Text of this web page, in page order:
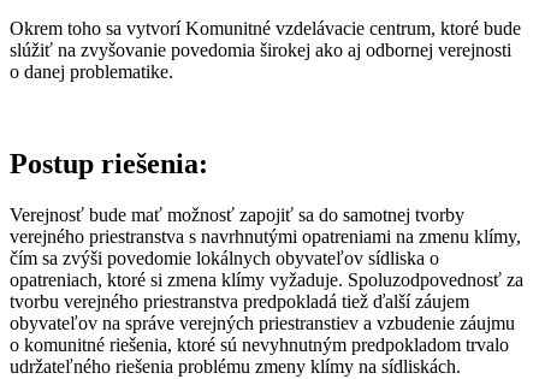
Okrem toho sa vytvorí Komunitné vzdelávacie centrum, ktoré bude
slúžiť na zvyšovanie povedomia širokej ako aj odbornej verejnosti
o danej problematike.
Postup riešenia:
Verejnosť bude mať možnosť zapojiť sa do samotnej tvorby
verejného priestranstva s navrhnutými opatreniami na zmenu klímy,
čím sa zvýši povedomie lokálnych obyvateľov sídliska o
opatreniach, ktoré si zmena klímy vyžaduje. Spoluzodpovednosť za
tvorbu verejného priestranstva predpokladá tiež ďalší záujem
obyvateľov na správe verejných priestranstiev a vzbudenie záujmu
o komunitné riešenia, ktoré sú nevyhnutným predpokladom trvalo
udržateľného riešenia problému zmeny klímy na sídliskách.